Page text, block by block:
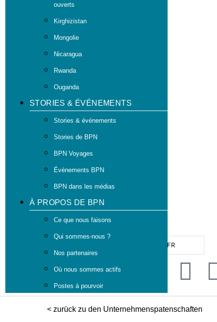
ouverts
Kirghizistan
Mongolie
Nicaragua
Rwanda
Ouganda
STORIES & ÉVÉNEMENTS
Stories & événements
Stories de BPN
BPN Voyages
Événements BPN
BPN dans les médias
À PROPOS DE BPN
Ce que nous faisons
Qui sommes-nous ?
Nos partenaires
Où nous sommes actifs
Postes à pourvoir
FR
< zurück zu den Unternehmenspatenschaften